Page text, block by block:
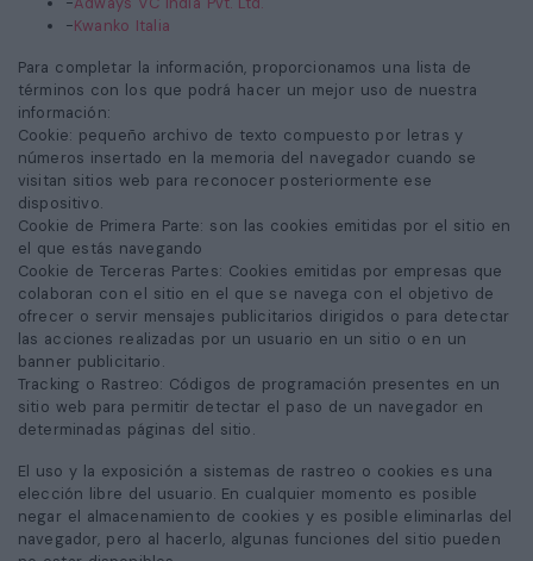
-Kwanko Italia
Para completar la información, proporcionamos una lista de
términos con los que podrá hacer un mejor uso de nuestra
información:
Cookie: pequeño archivo de texto compuesto por letras y
números insertado en la memoria del navegador cuando se
visitan sitios web para reconocer posteriormente ese
dispositivo.
Cookie de Primera Parte: son las cookies emitidas por el sitio en
el que estás navegando
Cookie de Terceras Partes: Cookies emitidas por empresas que
colaboran con el sitio en el que se navega con el objetivo de
ofrecer o servir mensajes publicitarios dirigidos o para detectar
las acciones realizadas por un usuario en un sitio o en un
banner publicitario.
Tracking o Rastreo: Códigos de programación presentes en un
sitio web para permitir detectar el paso de un navegador en
determinadas páginas del sitio.
El uso y la exposición a sistemas de rastreo o cookies es una
elección libre del usuario. En cualquier momento es posible
negar el almacenamiento de cookies y es posible eliminarlas del
navegador, pero al hacerlo, algunas funciones del sitio pueden